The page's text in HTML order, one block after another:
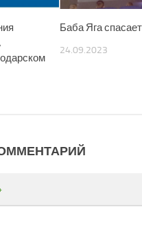
Баба Яга
24.09.2023